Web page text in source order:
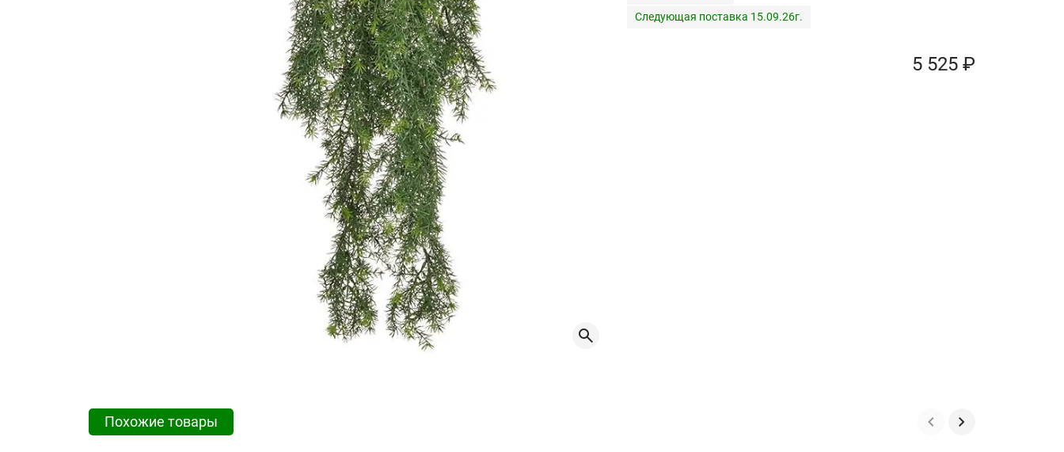
Следующая поставка 15.09.26г.
5 525 ₽
Похожие товары